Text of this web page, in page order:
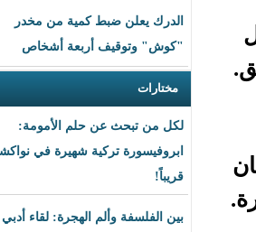
يعلن ضبط كمية من مخدر
أربعة أشخاص
تبحث عن حلم الأمومة:
تركية شهيرة في نواكشوط
وألم الهجرة: لقاء أدبي